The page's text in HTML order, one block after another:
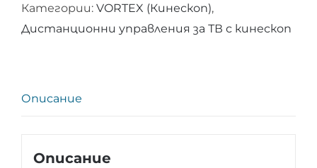
за
VORTEX
Категории: VORTEX (Кинескоп),
Дистанционни управления за ТВ с кинескоп
Описание
Описание